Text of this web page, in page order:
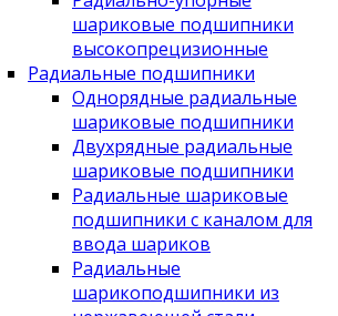
шариковые подшипники
высокопрецизионные
Радиальные подшипники
Однорядные радиальные
шариковые подшипники
Двухрядные радиальные
шариковые подшипники
Радиальные шариковые
подшипники с каналом для
ввода шариков
Радиальные
шарикоподшипники из